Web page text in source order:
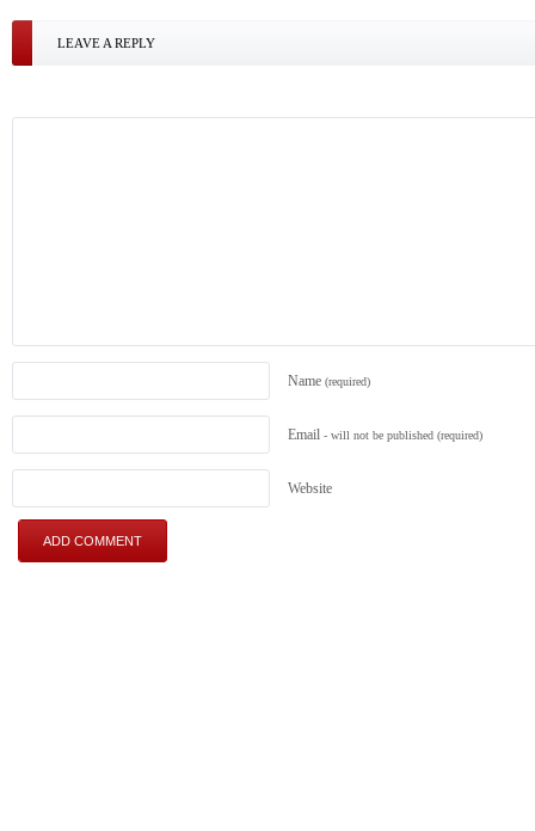
LEAVE A REPLY
Name (required)
Email - will not be published (required)
Website